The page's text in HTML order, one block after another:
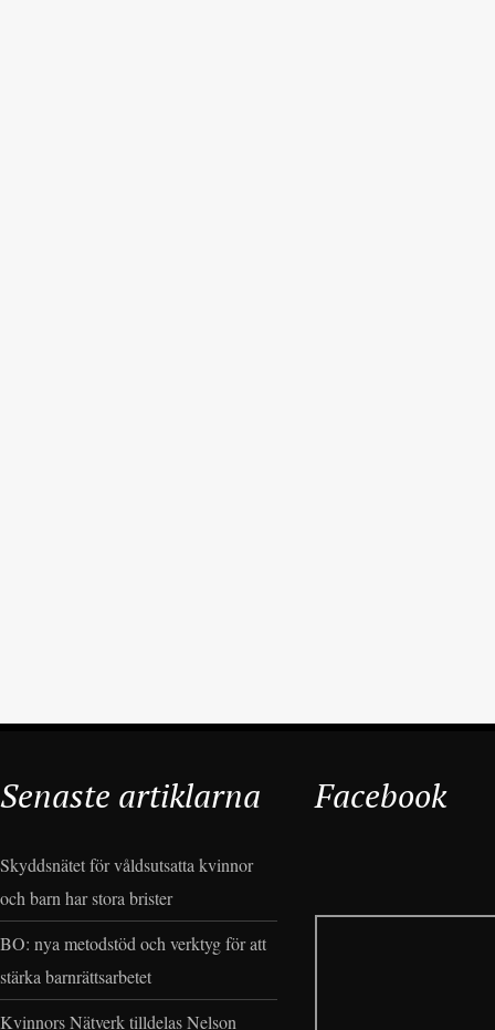
Senaste artiklarna
Skyddsnätet för våldsutsatta kvinnor
och barn har stora brister
BO: nya metodstöd och verktyg för att
stärka barnrättsarbetet
Kvinnors Nätverk tilldelas Nelson
Facebook